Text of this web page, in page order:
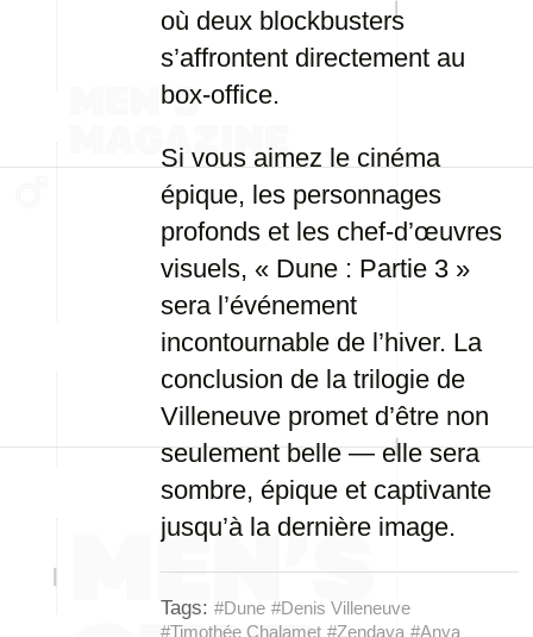
où deux blockbusters
s’affrontent directement au
box-office.
Si vous aimez le cinéma
épique, les personnages
profonds et les chef-d’œuvres
visuels, « Dune : Partie 3 »
sera l’événement
incontournable de l’hiver. La
conclusion de la trilogie de
Villeneuve promet d’être non
seulement belle — elle sera
sombre, épique et captivante
jusqu’à la dernière image.
Tags: #Dune #Denis Villeneuve
#Timothée Chalamet #Zendaya #Anya